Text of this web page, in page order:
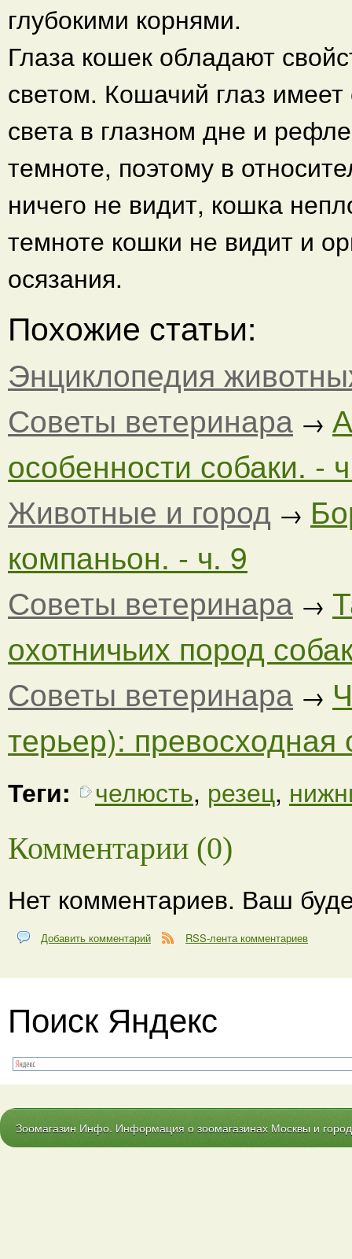
глубокими корнями.
Глаза кошек обладают
светом. Кошачий глаз имеет
света в глазном дне и
темноте, поэтому в
ничего не видит, кошка
темноте кошки не видит и
осязания.
Похожие статьи:
Энциклопедия
Советы ветеринара →
особенности собаки. -
Животные и город →
компаньон. - ч. 9
Советы ветеринара →
охотничьих пород
Советы ветеринара →
терьер): превосходная
Теги: челюсть, резец,
Комментарии (0)
Нет комментариев. Ваш
Добавить комментарий RSS-лента комментариев
Поиск Яндекс
Зоомагазин Инфо. Информация о зоомагазинах Москвы и